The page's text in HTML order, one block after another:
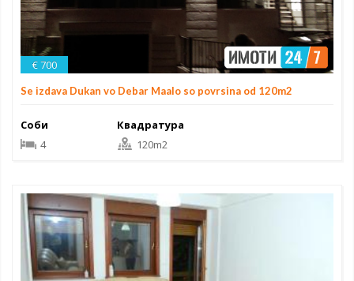
€ 700
Se izdava Dukan vo Debar Maalo so povrsina od 120m2
Соби
4
Квадратура
120m2